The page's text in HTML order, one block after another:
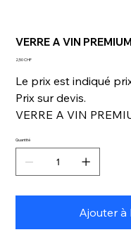
VERRE A VIN
Prix
2,50 CHF
Le prix est indiqué
Prix sur devis.
VERRE A VIN
Quantité
Ajouter à